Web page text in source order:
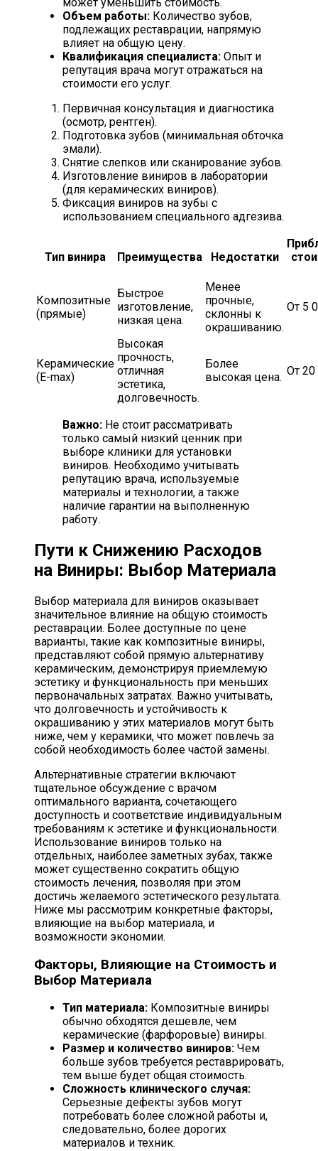
Объем работы: Количество зубов,
подлежащих реставрации, напрямую
влияет на общую цену.
Квалификация специалиста: Опыт и
репутация врача могут отражаться на
стоимости его услуг.
Первичная консультация и диагностика
(осмотр, рентген).
Подготовка зубов (минимальная обточка
эмали).
Снятие слепков или сканирование зубов.
Изготовление виниров в лаборатории
(для керамических виниров).
Фиксация виниров на зубы с
использованием специального адгезива.
Тип винира Преимущества Недостатки
Композитные
(прямые)
Быстрое
изготовление,
низкая цена.
Менее
прочные,
склонны к
окрашиванию.
От 5
Керамические
(E-max)
Высокая
прочность,
отличная
эстетика,
долговечность.
Более
высокая цена. От 20
Важно: Не стоит рассматривать
только самый низкий ценник при
выборе клиники для установки
виниров. Необходимо учитывать
репутацию врача, используемые
материалы и технологии, а также
наличие гарантии на выполненную
работу.
Пути к Снижению Расходов
на Виниры: Выбор Материала
Выбор материала для виниров оказывает
значительное влияние на общую стоимость
реставрации. Более доступные по цене
варианты, такие как композитные виниры,
представляют собой прямую альтернативу
керамическим, демонстрируя приемлемую
эстетику и функциональность при меньших
первоначальных затратах. Важно учитывать,
что долговечность и устойчивость к
окрашиванию у этих материалов могут быть
ниже, чем у керамики, что может повлечь за
собой необходимость более частой замены.
Альтернативные стратегии включают
тщательное обсуждение с врачом
оптимального варианта, сочетающего
доступность и соответствие индивидуальным
требованиям к эстетике и функциональности.
Использование виниров только на
отдельных, наиболее заметных зубах, также
может существенно сократить общую
стоимость лечения, позволяя при этом
достичь желаемого эстетического результата.
Ниже мы рассмотрим конкретные факторы,
влияющие на выбор материала, и
возможности экономии.
Факторы, Влияющие на Стоимость и
Выбор Материала
Тип материала: Композитные виниры
обычно обходятся дешевле, чем
керамические (фарфоровые) виниры.
Размер и количество виниров: Чем
больше зубов требуется реставрировать,
тем выше будет общая стоимость.
Сложность клинического случая:
Серьезные дефекты зубов могут
потребовать более сложной работы и,
следовательно, более дорогих
материалов и техник.